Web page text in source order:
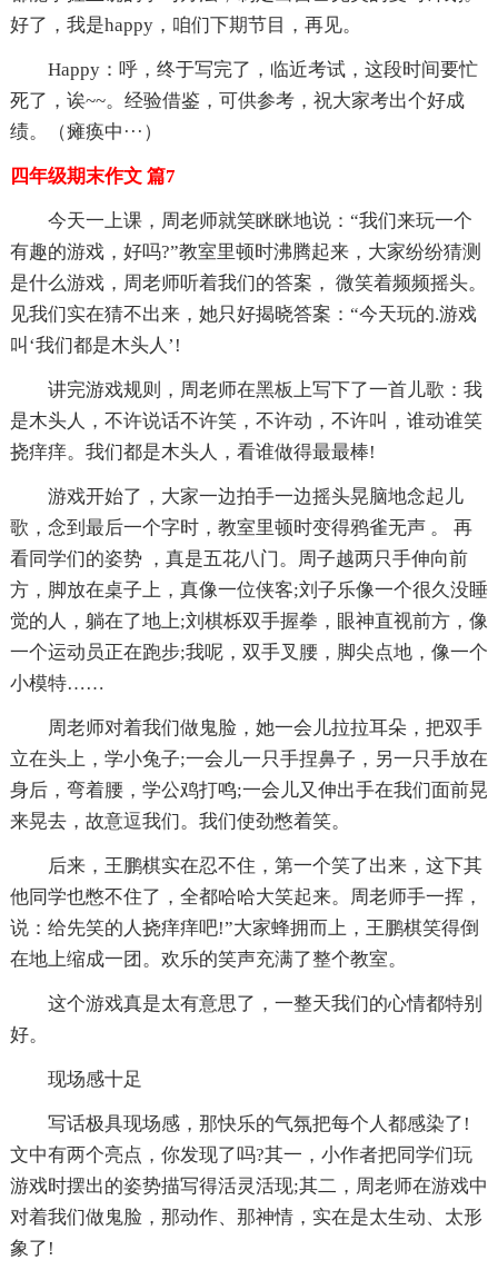
好了，我是happy，咱们下期节目，再见。
Happy：呼，终于写完了，临近考试，这段时间要忙
死了，诶~~。经验借鉴，可供参考，祝大家考出个好成
绩。（瘫痪中···）
四年级期末作文 篇7
今天一上课，周老师就笑眯眯地说：“我们来玩一个
有趣的游戏，好吗?”教室里顿时沸腾起来，大家纷纷猜测
是什么游戏，周老师听着我们的答案， 微笑着频频摇头。
见我们实在猜不出来，她只好揭晓答案：“今天玩的.游戏
叫‘我们都是木头人’!
讲完游戏规则，周老师在黑板上写下了一首儿歌：我
是木头人，不许说话不许笑，不许动，不许叫，谁动谁笑
挠痒痒。我们都是木头人，看谁做得最最棒!
游戏开始了，大家一边拍手一边摇头晃脑地念起儿
歌，念到最后一个字时，教室里顿时变得鸦雀无声 。 再
看同学们的姿势 ，真是五花八门。周子越两只手伸向前
方，脚放在桌子上，真像一位侠客;刘子乐像一个很久没睡
觉的人，躺在了地上;刘棋栎双手握拳，眼神直视前方，像
一个运动员正在跑步;我呢，双手叉腰，脚尖点地，像一个
小模特……
周老师对着我们做鬼脸，她一会儿拉拉耳朵，把双手
立在头上，学小兔子;一会儿一只手捏鼻子，另一只手放在
身后，弯着腰，学公鸡打鸣;一会儿又伸出手在我们面前晃
来晃去，故意逗我们。我们使劲憋着笑。
后来，王鹏棋实在忍不住，第一个笑了出来，这下其
他同学也憋不住了，全都哈哈大笑起来。周老师手一挥，
说：给先笑的人挠痒痒吧!”大家蜂拥而上，王鹏棋笑得倒
在地上缩成一团。欢乐的笑声充满了整个教室。
这个游戏真是太有意思了，一整天我们的心情都特别
好。
现场感十足
写话极具现场感，那快乐的气氛把每个人都感染了!
文中有两个亮点，你发现了吗?其一，小作者把同学们玩
游戏时摆出的姿势描写得活灵活现;其二，周老师在游戏中
对着我们做鬼脸，那动作、那神情，实在是太生动、太形
象了!